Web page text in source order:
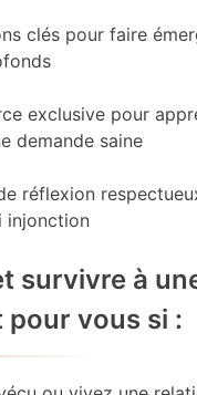
clés pour faire
exclusive pour
demande saine
réflexion
injonction
survivre à
vous si :